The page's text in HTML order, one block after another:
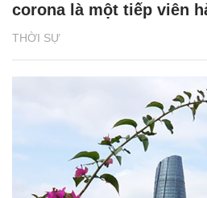
THỜI SỰ
corona là một tiếp viên